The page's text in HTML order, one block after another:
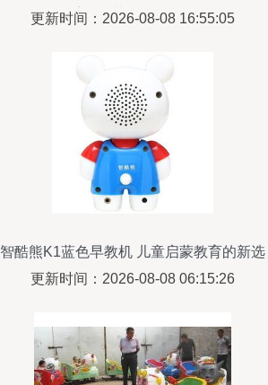
型手工拼装玩具科教解析
更新时间：2026-08-08 16:55:05
智酷熊K1蓝色早教机 儿童启蒙教育的新选
择
更新时间：2026-08-08 06:15:26